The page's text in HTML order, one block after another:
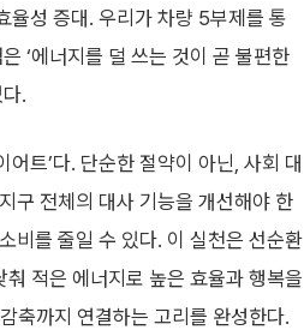
율성 증대. 우리가 차량 5부제를 통
‘에너지를 덜 쓰는 것이 곧 불편한
.
트’다. 단순한 절약이 아닌, 사회 대
구 전체의 대사 기능을 개선해야 한
비를 줄일 수 있다. 이 실천은 선순환
적은 에너지로 높은 효율과 행복을
축까지 연결하는 고리를 완성한다.